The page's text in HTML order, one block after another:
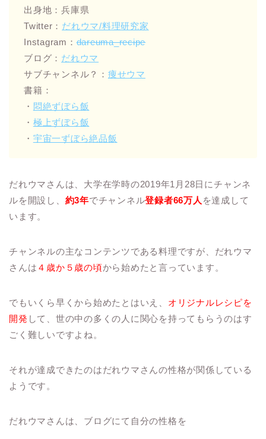
出身地：兵庫県
Twitter： だれウマ/料理研究家
Instagram：dareuma_recipe
ブログ： だれウマ
サブチャンネル？： 痩せウマ
書籍：
・ 悶絶ずぼら飯
・ 極上ずぼら飯
・ 宇宙一ずぼら絶品飯
だれウマさんは、大学在学時の2019年1月28日にチャンネ
ルを開設し、 約3年でチャンネル登録者66万人 を達成して
います。
チャンネルの主なコンテンツである料理ですが、だれウマ
さんは ４歳か５歳の頃から始めたと言っています。
でもいくら早くから始めたとはいえ、 オリジナルレシピを
開発 して、世の中の多くの人に関心を持ってもらうのはす
ごく難しいですよね。
それが達成できたのはだれウマさんの性格が関係している
ようです。
だれウマさんは、ブログにて自分の性格を